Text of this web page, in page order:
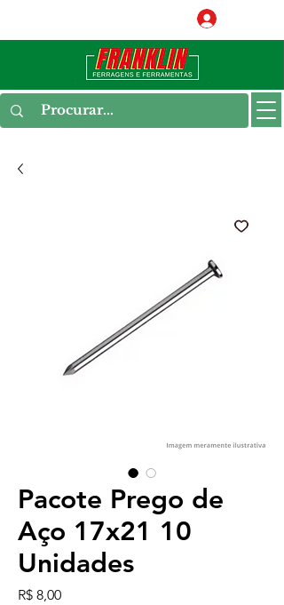
Pacote Prego de
Aço 17x21 10
Unidades
R$ 8,00Preço